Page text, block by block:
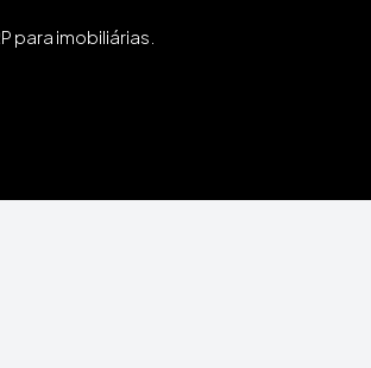
para imobiliárias.